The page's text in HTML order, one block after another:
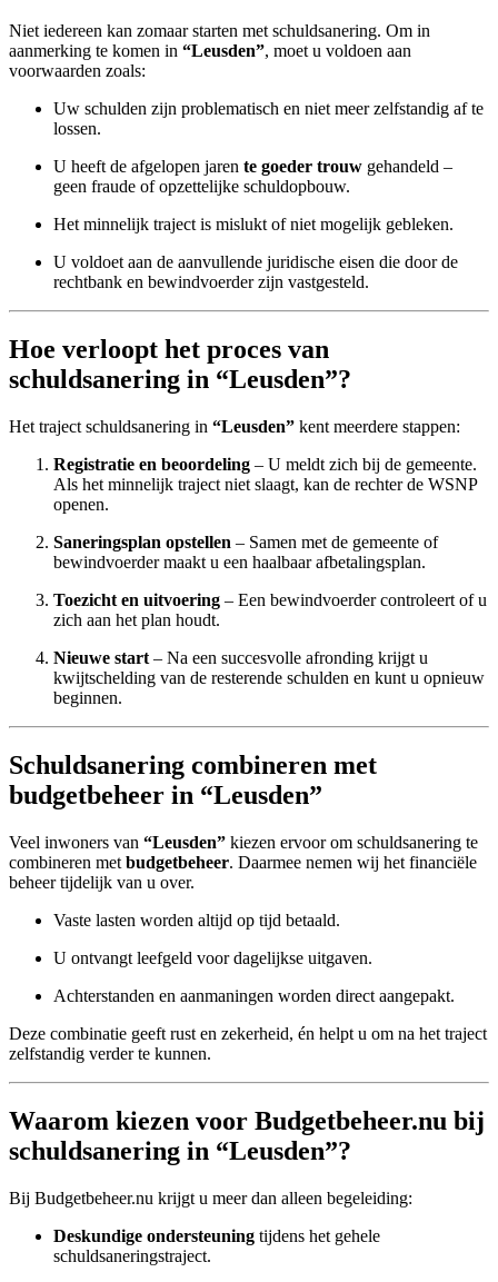
Niet iedereen kan zomaar starten met schuldsanering. Om in
aanmerking te komen in “Leusden”, moet u voldoen aan
voorwaarden zoals:
Uw schulden zijn problematisch en niet meer zelfstandig af te
lossen.
U heeft de afgelopen jaren te goeder trouw gehandeld –
geen fraude of opzettelijke schuldopbouw.
Het minnelijk traject is mislukt of niet mogelijk gebleken.
U voldoet aan de aanvullende juridische eisen die door de
rechtbank en bewindvoerder zijn vastgesteld.
Hoe verloopt het proces van
schuldsanering in “Leusden”?
Het traject schuldsanering in “Leusden” kent meerdere stappen:
Registratie en beoordeling – U meldt zich bij de gemeente.
Als het minnelijk traject niet slaagt, kan de rechter de WSNP
openen.
Saneringsplan opstellen – Samen met de gemeente of
bewindvoerder maakt u een haalbaar afbetalingsplan.
Toezicht en uitvoering – Een bewindvoerder controleert of u
zich aan het plan houdt.
Nieuwe start – Na een succesvolle afronding krijgt u
kwijtschelding van de resterende schulden en kunt u opnieuw
beginnen.
Schuldsanering combineren met
budgetbeheer in “Leusden”
Veel inwoners van “Leusden” kiezen ervoor om schuldsanering te
combineren met budgetbeheer. Daarmee nemen wij het financiële
beheer tijdelijk van u over.
Vaste lasten worden altijd op tijd betaald.
U ontvangt leefgeld voor dagelijkse uitgaven.
Achterstanden en aanmaningen worden direct aangepakt.
Deze combinatie geeft rust en zekerheid, én helpt u om na het traject
zelfstandig verder te kunnen.
Waarom kiezen voor Budgetbeheer.nu bij
schuldsanering in “Leusden”?
Bij Budgetbeheer.nu krijgt u meer dan alleen begeleiding:
Deskundige ondersteuning tijdens het gehele
schuldsaneringstraject.